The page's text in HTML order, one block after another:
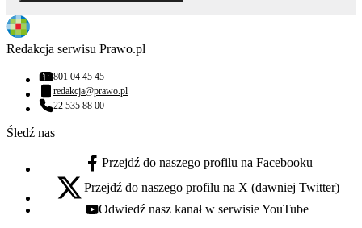
Redakcja serwisu Prawo.pl
Numer telefonu:
801 04 45 45
Adres email:
redakcja@prawo.pl
Numer telefonu:
22 535 88 00
Śledź nas
facebook - otwiera się w nowej karcie
Przejdź do naszego profilu na Facebooku
x - otwiera się w nowej karcie
Przejdź do naszego profilu na X (dawniej Twitter)
youtube - otwiera się w nowej karcie
Odwiedź nasz kanał w serwisie YouTube